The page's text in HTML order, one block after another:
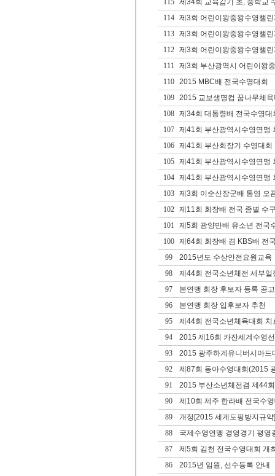
115
제34회 교육감기 초, 중학교
114
제3회 어린이왕중왕수영챌
113
제3회 어린이왕중왕수영챌
112
제3회 어린이왕중왕수영챌
111
제3회 부산광역시 어린이왕
110
2015 MBC배 전국수영대회
109
2015 교보생명컵 꿈나무체
108
제34회 대통령배 전국수영대
107
제41회 부산광역시수영연맹
106
제41회 부산회장기 수영대회
105
제41회 부산광역시수영연맹
104
제41회 부산광역시수영연맹
103
제3회 이순신장군배 통영 오
102
제11회 회장배 전국 종별 수
101
제5회 광양만배 유소년 전국
100
제64회 회장배 겸 KBS배 전
99
2015년도 수상안전요원교육
98
제44회 전국소년체전 세부일
97
본연맹 회장 후보자 등록 공고
96
본연맹 회장 입후보자 추천
95
제44회 전국소년체육대회
94
2015 제16회 카잔세계수영
93
2015 광주하계유니버시아드
92
제87회 동아수영대회(2015
91
2015 부산소년체전겸 제44
90
제10회 제주 한라배 전국수
89
개정[2015 세계도핑방지규
88
국제수영연맹 경영경기 평영
87
제5회 김천 전국수영대회 개
86
2015년 임원, 선수등록 안내